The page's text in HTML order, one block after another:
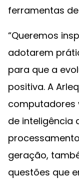
ferramentas de
“Queremos
adotarem
para que a
positiva. A
computadores
de inteligência
geração,
questões que